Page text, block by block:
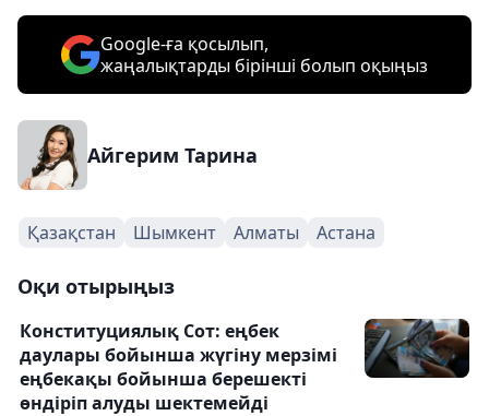
Google-ға қосылып,
жаңалықтарды бірінші болып оқыңыз
Айгерим Тарина
Қазақстан Шымкент Алматы Астана
Оқи отырыңыз
Конституциялық Сот: еңбек
даулары бойынша жүгіну мерзімі
еңбекақы бойынша берешекті
өндіріп алуды шектемейді